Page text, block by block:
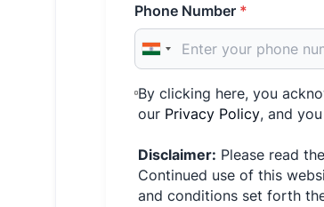
Phone Number *
By clicking here, you
our Privacy Policy, and
Disclaimer: Please read
Continued use of this
and conditions set forth